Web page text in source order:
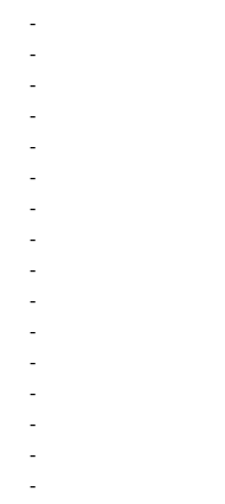
-
-
-
-
-
-
-
-
-
-
-
-
-
-
-
-